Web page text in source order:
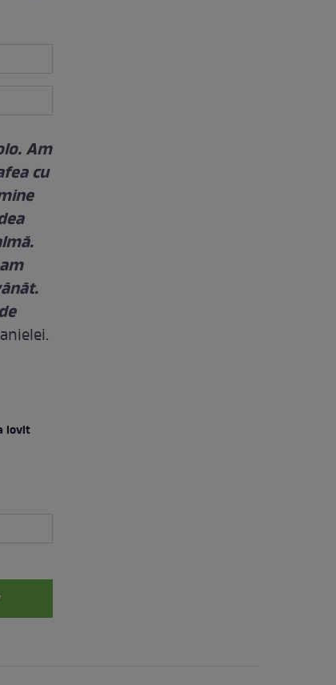
Am
cu
lovit